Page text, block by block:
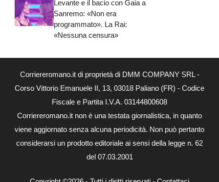
Levante e il bacio con Gaia a
Sanremo: «Non era
programmato». La Rai:
«Nessuna censura»
Corriereromano.it di proprietà di DMM COMPANY SRL -
Corso Vittorio Emanuele II, 13, 03018 Paliano (FR) - Codice
Fiscale e Partita I.V.A. 03144800608
Corriereromano.it non è una testata giornalistica, in quanto
viene aggiornato senza alcuna periodicità. Non può pertanto
considerarsi un prodotto editoriale ai sensi della legge n. 62
del 07.03.2001